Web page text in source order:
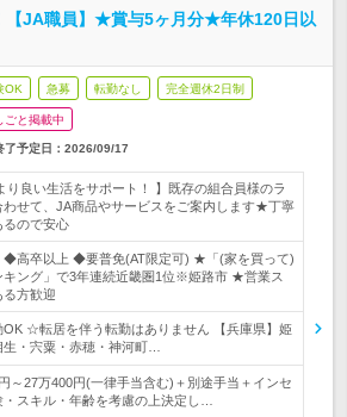
【JA職員】★賞与5ヶ月分★年休120日以
OK 急募 転勤なし 完全週休2日制
ごと掲載中
了予定日： 2026/09/17
り良い生活をサポート！ 】既存の組合員様のラ
わせて、JA商品やサービスをご案内します★丁寧
ので安心
◆高卒以上 ◆要普免(AT限定可) ★「(家を買って)
キング」で3年連続近畿圏1位※姫路市 ★営業ス
る方歓迎
☆転居を伴う転勤はありません 【兵庫県】姫
・宍粟・赤穂・神河町…
～27万400円(一律手当含む)＋別途手当＋インセ
スキル・年齢を考慮の上決定し…